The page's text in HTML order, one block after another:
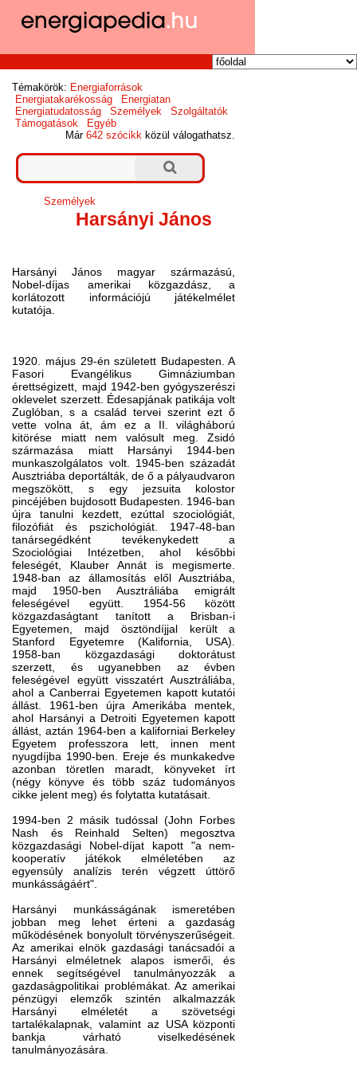
Témakörök: Energiaforrások
Energiatakarékosság
Energiatan
Energiatudatosság
Személyek
Szolgáltatók
Támogatások
Egyéb
Már642 szócikk közül válogathatsz.
Személyek
Harsányi János
Harsányi János magyar származású,
Nobel-díjas amerikai közgazdász, a
korlátozott információjú játékelmélet
kutatója.
1920. május 29-én született Budapesten. A
Fasori Evangélikus Gimnáziumban
érettségizett, majd 1942-ben gyógyszerészi
oklevelet szerzett. Édesapjának patikája volt
Zuglóban, s a család tervei szerint ezt ő
vette volna át, ám ez a II. világháború
kitörése miatt nem valósult meg. Zsidó
származása miatt Harsányi 1944-ben
munkaszolgálatos volt. 1945-ben századát
Ausztriába deportálták, de ő a pályaudvaron
megszökött, s egy jezsuita kolostor
pincéjében bujdosott Budapesten. 1946-ban
újra tanulni kezdett, ezúttal szociológiát,
filozófiát és pszichológiát. 1947-48-ban
tanársegédként tevékenykedett a
Szociológiai Intézetben, ahol későbbi
feleségét, Klauber Annát is megismerte.
1948-ban az államosítás elől Ausztriába,
majd 1950-ben Ausztráliába emigrált
feleségével együtt. 1954-56 között
közgazdaságtant tanított a Brisban-i
Egyetemen, majd ösztöndíjjal került a
Stanford Egyetemre (Kalifornia, USA).
1958-ban közgazdasági doktorátust
szerzett, és ugyanebben az évben
feleségével együtt visszatért Ausztráliába,
ahol a Canberrai Egyetemen kapott kutatói
állást. 1961-ben újra Amerikába mentek,
ahol Harsányi a Detroiti Egyetemen kapott
állást, aztán 1964-ben a kaliforniai Berkeley
Egyetem professzora lett, innen ment
nyugdíjba 1990-ben. Ereje és munkakedve
azonban töretlen maradt, könyveket írt
(négy könyve és több száz tudományos
cikke jelent meg) és folytatta kutatásait.
1994-ben 2 másik tudóssal (John Forbes
Nash és Reinhald Selten) megosztva
közgazdasági Nobel-díjat kapott "a nem-
kooperatív játékok elméletében az
egyensúly analízis terén végzett úttörő
munkásságáért".
Harsányi munkásságának ismeretében
jobban meg lehet érteni a gazdaság
működésének bonyolult törvényszerűségeit.
Az amerikai elnök gazdasági tanácsadói a
Harsányi elméletnek alapos ismerői, és
ennek segítségével tanulmányozzák a
gazdaságpolitikai problémákat. Az amerikai
pénzügyi elemzők szintén alkalmazzák
Harsányi elméletét a szövetségi
tartalékalapnak, valamint az USA központi
bankja várható viselkedésének
tanulmányozására.